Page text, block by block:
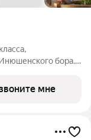
бора.
спортивныемне